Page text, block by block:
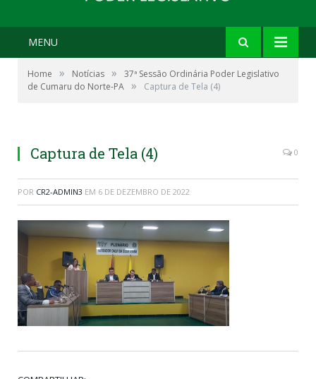
MENU
Home » Notícias »
37ª Sessão Ordinária Poder Legislativo
de Cumaru do Norte-PA » Captura de Tela (4)
Captura de Tela (4) 0
POR CR2-ADMIN3 EM 6 DE DEZEMBRO DE 2022